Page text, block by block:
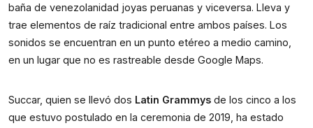
baña de venezolanidad joyas peruanas y viceversa. Lleva y
trae elementos de raíz tradicional entre ambos países. Los
sonidos se encuentran en un punto etéreo a medio camino,
en un lugar que no es rastreable desde Google Maps.
Succar, quien se llevó dos Latin Grammys de los cinco a los
que estuvo postulado en la ceremonia de 2019, ha estado